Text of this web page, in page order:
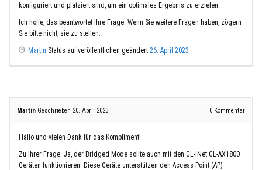
konfiguriert und platziert sind, um ein optimales Ergebnis zu erzielen.
Ich hoffe, das beantwortet Ihre Frage. Wenn Sie weitere Fragen haben, zögern
Sie bitte nicht, sie zu stellen.
Martin Status auf veröffentlichen geändert 26. April 2023
Martin Geschrieben 20. April 2023 0 Kommentar
Hallo und vielen Dank für das Kompliment!
Zu Ihrer Frage: Ja, der Bridged Mode sollte auch mit den GL-iNet GL-AX1800
Geräten funktionieren. Diese Geräte unterstützen den Access Point (AP)